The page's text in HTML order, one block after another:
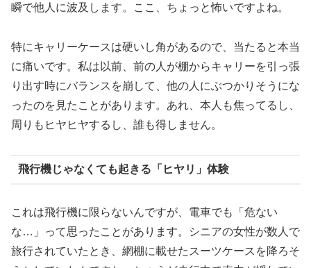
瞬で他人に波及します。ここ、ちょっと怖いですよね。
特にキャリーケースは硬いし角があるので、当たると本当
に痛いです。私は以前、前の人が棚からキャリーを引っ張
り出す時にバランスを崩して、他の人にぶつかりそうにな
ったのを見たことがあります。あれ、本人も焦ってるし、
周りもヒヤヒヤするし、誰も得しません。
飛行機じゃなくても起きる「ヒヤリ」体験
これは飛行機に限らないんですが、電車でも「危ない
な…」って思ったことがあります。シニアの女性が数人で
旅行されていたとき、網棚に載せたスーツケースを降ろそ